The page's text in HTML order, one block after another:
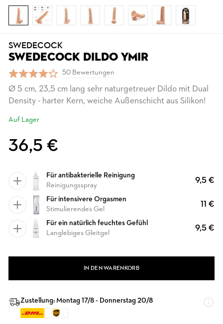
SWEDECOCK
SWEDECOCK DILDO YMIR
50 Bewertungen
Ø 5 cm, 23,5 cm lang sehr naturgetreuer Dildo mit Dual
Density - harter Kern, weiche Außenschicht aus Silikon!
Auf Lager
36,5 €
Für antibakterielle Reinigung
Reinigungsspray
9,5 €
Für intensivere Orgasmen
Stimulierendes Gel
11 €
Für ein natürlich feuchtes Gefühl
Langlebiges Gleitgel
9,5 €
IN DEN WARENKORB
Zustellung: Montag 17/8 - Donnerstag 20/8